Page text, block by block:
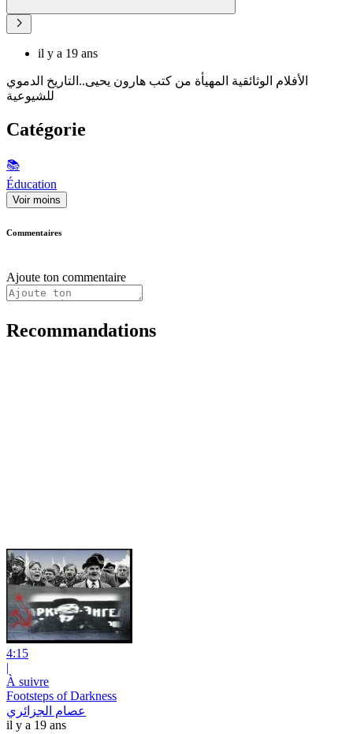
il y a 19 ans
الأفلام الوثائقية المهيأة من كتب هارون يحيى..التاريخ الدموي
للشيوعية
Catégorie
📚
Éducation
Voir moins
Commentaires
Ajoute ton commentaire
Recommandations
4:15
|
À suivre
Footsteps of Darkness
عصام الجزائري
il y a 19 ans